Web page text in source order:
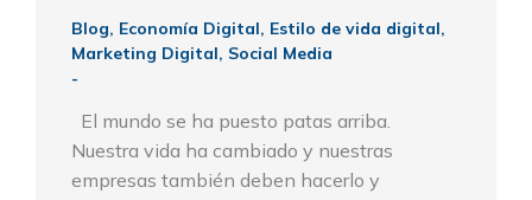
Blog, Economía Digital, Estilo de vida digital,
Marketing Digital, Social Media
El mundo se ha puesto patas arriba.
Nuestra vida ha cambiado y nuestras
empresas también deben hacerlo y